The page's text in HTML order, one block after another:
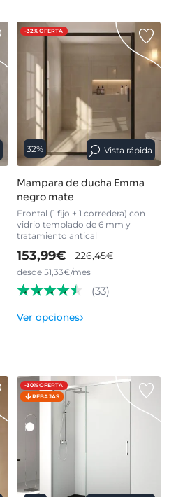
-32%OFERTA
32% Vista rápida
Mampara de ducha Emma
negro mate
Frontal (1 fijo + 1 corredera) con
vidrio templado de 6 mm y
tratamiento antical
153,99€ 226,45€
desde 51,33€/mes
(33)
Ver opciones›
-30%OFERTA
REBAJAS